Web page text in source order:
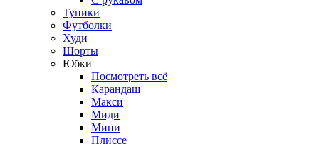
Туники
Футболки
Худи
Шорты
Юбки
Посмотреть всё
Карандаш
Макси
Миди
Мини
Плиссе